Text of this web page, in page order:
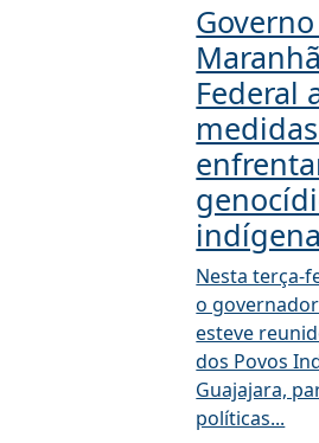
Federal
Nesta terça-
o
esteve
dos Povos
Guajajara,
políticas...